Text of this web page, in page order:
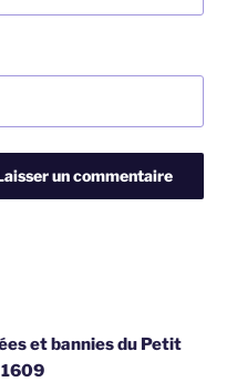
et bannies du Petit